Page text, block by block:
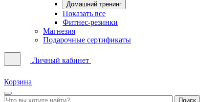
Домашний тренинг
Показать все
Фитнес-резинки
Магнезия
Подарочные сертификаты
Личный кабинет
Корзина